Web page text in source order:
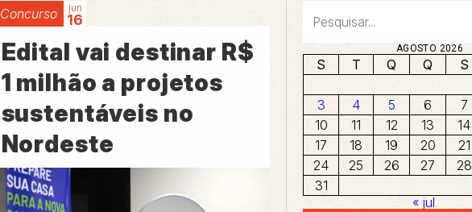
Concurso 16
jun
Edital vai destinar R$
1 milhão a projetos
sustentáveis no
Nordeste
AGOSTO 2026
S T Q Q S
3
4 5 6 7
10
11 12 13 14
17
18 19 20 21
24
25 26 27 28
31
« jul